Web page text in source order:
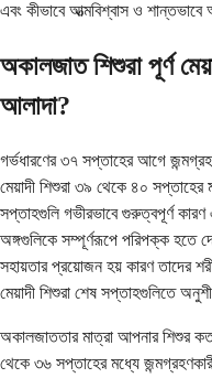
এবং কীভাবে আত্মবিশ্বাস ও শান্তভাবে
অকালজাত শিশুরা পূর্ণ
আলাদা?
গর্ভধারণের ৩৭ সপ্তাহের আগে
মেয়াদী শিশুরা ৩৯ থেকে ৪০
সপ্তাহগুলি গভীরভাবে গুরুত্বপূর্ণ
অঙ্গগুলিকে সম্পূর্ণরূপে পরিপক্ক হতে
সহায়তার প্রয়োজন হয় কারণ তাদের
মেয়াদী শিশুরা শেষ সপ্তাহগুলিতে
অকালজাততার মাত্রা আপনার শিশুর
থেকে ৩৬ সপ্তাহের মধ্যে